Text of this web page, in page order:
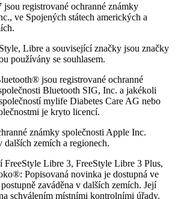
registrované ochranné známky
ve Spojených státech amerických a
Libre a související značky jsou značky
používány se souhlasem.
jsou registrované ochranné
Bluetooth SIG, Inc. a jakékoli
mylife Diabetes Care AG nebo
je kryto licencí.
známky společnosti Apple Inc.
zemích a regionech.
Libre 3, FreeStyle Libre 3 Plus,
Popisovaná novinka je dostupná ve
zaváděna v dalších zemích. Její
schválením místními kontrolními úřady.